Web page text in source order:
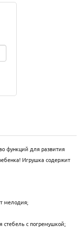
функций для развития
Игрушка содержит
мелодия;
стебель с погремушкой;